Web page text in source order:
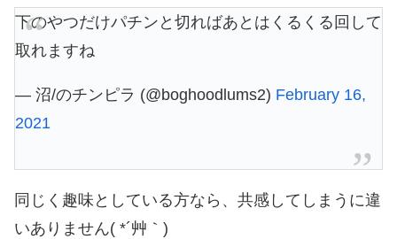
下のやつだけパチンと切ればあとはくるくる回して
取れますね
— 沼/のチンピラ (@boghoodlums2) February 16,
2021
同じく趣味としている方なら、共感してしまうに違
いありません( *´艸｀)